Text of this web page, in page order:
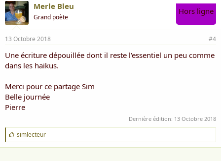
Merle Bleu
Grand poète
Hors ligne
13 Octobre 2018 #4
Une écriture dépouillée dont il reste l'essentiel un peu comme
dans les haikus.
Merci pour ce partage Sim
Belle journée
Pierre
Dernière édition: 13 Octobre 2018
J
'
a
simlecteur